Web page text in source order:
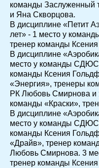
команды Заслуженный
и Яна Скворцова.
В дисциплине «Петит
лет» - 1 место у
тренер команды
В дисциплине
место у команды
команды Ксения
«Энергия», тренеры
РК Любовь Смирнова и
команды «Краски»,
В дисциплине
место у команды
команды Ксения
«Драйв», тренер
Любовь Смирнова. 3
тренер команды